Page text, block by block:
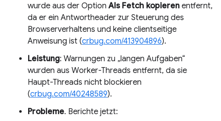
wurde aus der OptionAls Fetch kopieren entfernt,
da er ein Antwortheader zur Steuerung des
Browserverhaltens und keine clientseitige
Anweisung ist (crbug.com/413904896).
Leistung: Warnungen zu „langen Aufgaben“
wurden aus Worker-Threads entfernt, da sie
Haupt-Threads nicht blockieren
(crbug.com/40248589).
Probleme. Berichte jetzt: